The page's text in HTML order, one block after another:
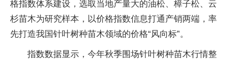
格指数体系建设，选取当地产量大的油松、樟子松、云
杉苗木为研究样本，以价格指数信息打通产销两端，率
先打造我国针叶树种苗木领域的价格“风向标”。
指数数据显示，今年秋季围场针叶树种苗木行情整